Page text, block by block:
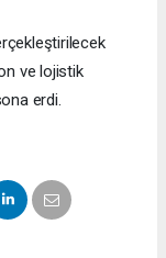
ve lojistik
erdi.